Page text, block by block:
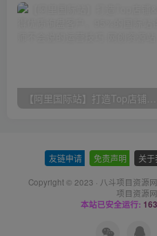
友链申请 免责声明 关于
Copyright © 2023 · 八斗项目资源网
项目资源网
本站已安全运行: